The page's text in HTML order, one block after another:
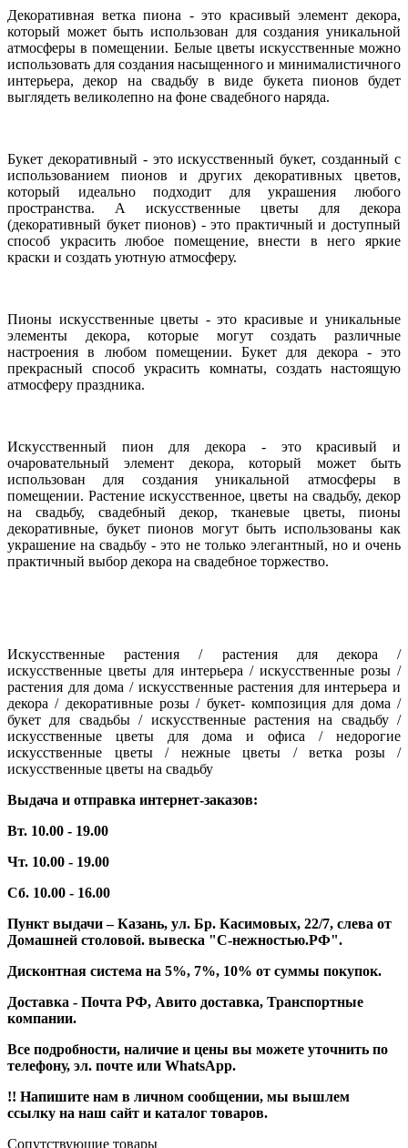
Декоративная ветка пиона - это красивый элемент декора,
который может быть использован для создания уникальной
атмосферы в помещении. Белые цветы искусственные можно
использовать для создания насыщенного и минималистичного
интерьера, декор на свадьбу в виде букета пионов будет
выглядеть великолепно на фоне свадебного наряда.
Букет декоративный - это искусственный букет, созданный с
использованием пионов и других декоративных цветов,
который идеально подходит для украшения любого
пространства. А искусственные цветы для декора
(декоративный букет пионов) - это практичный и доступный
способ украсить любое помещение, внести в него яркие
краски и создать уютную атмосферу.
Пионы искусственные цветы - это красивые и уникальные
элементы декора, которые могут создать различные
настроения в любом помещении. Букет для декора - это
прекрасный способ украсить комнаты, создать настоящую
атмосферу праздника.
Искусственный пион для декора - это красивый и
очаровательный элемент декора, который может быть
использован для создания уникальной атмосферы в
помещении. Растение искусственное, цветы на свадьбу, декор
на свадьбу, свадебный декор, тканевые цветы, пионы
декоративные, букет пионов могут быть использованы как
украшение на свадьбу - это не только элегантный, но и очень
практичный выбор декора на свадебное торжество.
Искусственные растения / растения для декора /
искусственные цветы для интерьера / искусственные розы /
растения длядома / искусственные растения для интерьера и
декора / декоративные розы / букет- композиция для дома /
букет для свадьбы / искусственные растения на свадьбу /
искусственные цветы для дома и офиса / недорогие
искусственные цветы / нежные цветы / ветка розы /
искусственные цветы на свадьбу
Выдача и отправка интернет-заказов:
Вт. 10.00 - 19.00
Чт. 10.00 - 19.00
Сб. 10.00 - 16.00
Пункт выдачи – Казань, ул. Бр. Касимовых, 22/7, слева от
Домашней столовой. вывеска "С-нежностью.РФ".
Дисконтная система на 5%, 7%, 10% от суммы покупок.
Доставка - Почта РФ, Авито доставка, Транспортные
компании.
Все подробности, наличие и цены вы можете уточнить по
телефону, эл. почте или WhatsApp.
!! Напишите нам в личном сообщении, мы вышлем
ссылку на наш сайт и каталог товаров.
Сопутствующие товары